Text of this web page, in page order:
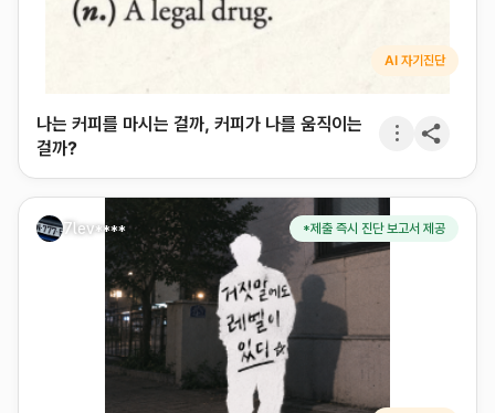
AI 자기진단
나는 커피를 마시는 걸까, 커피가 나를 움직이는
걸까?
7lev**** *제출 즉시 진단 보고서 제공